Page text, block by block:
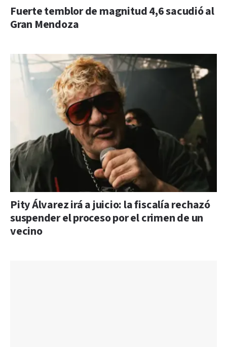
Fuerte temblor de magnitud 4,6 sacudió al
Gran Mendoza
Pity Álvarez irá a juicio: la fiscalía rechazó
suspender el proceso por el crimen de un
vecino